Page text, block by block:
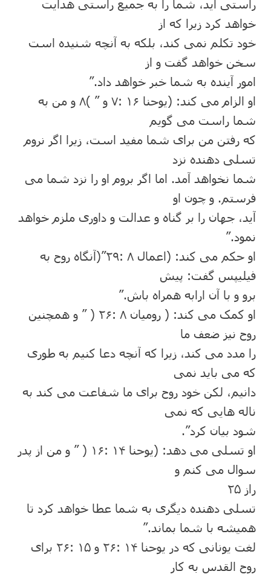
راستی آید، شما را به جمیع راستی ھدایت
خواھد کرد زیرا که از
خود تکلم نمی کند، بلکه به آنچه شنیده است
سخن خواھد گفت و از
امور آینده به شما خبر خواھد داد.”
او الزام می کند: (یوحنا ١۶ :٧ و ” )٨ و من به
شما راست می گویم
که رفتن من برای شما مفید است، زیرا اگر نروم
تسلی دھنده نزد
شما نخواھد آمد. اما اگر بروم او را نزد شما می
فرستم. و چون او
آید، جھان را بر گناه و عدالت و داوری ملزم خواھد
نمود.”
او حکم می کند: (اعمال ٨ :٢٩”(آنگاه روح به
فیلیپس گفت: پیش
برو و با آن ارابه ھمراه باش.”
او کمک می کند: ( رومیان ٨ :٢۶ ( ” و ھمچنین
روح نیز ضعف ما
را مدد می کند، زیرا که آنچه دعا کنیم به طوری
که می باید نمی
دانیم، لکن خود روح برای ما شفاعت می کند به
ناله ھایی که نمی
شود بیان کرد”.
او تسلی می دھد: (یوحنا ١۴ :١۶ ( ” و من از پدر
سوال می کنم و
راز ٢۵
تسلی دھنده دیگری به شما عطا خواھد کرد تا
ھمیشه با شما بماند.”
لغت یونانی که در یوحنا ١۴ :٢۶ و ١۵ :٢۶ برای
روح القدس به کار